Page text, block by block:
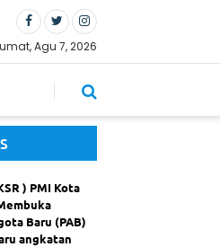
Agu 7, 2026
) PMI Kota
Baru (PAB)
angkatan